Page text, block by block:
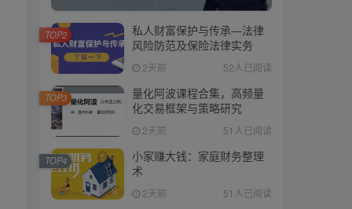
私人财富保护与传承—法律
风险防范及保险法律实务
2天前 52人已阅读
TOP2
量化阿波课程合集，高频量
化交易框架与策略研究
2天前 51人已阅读
TOP3
小家赚大钱：家庭财务整理
术
2天前 51人已阅读
TOP4